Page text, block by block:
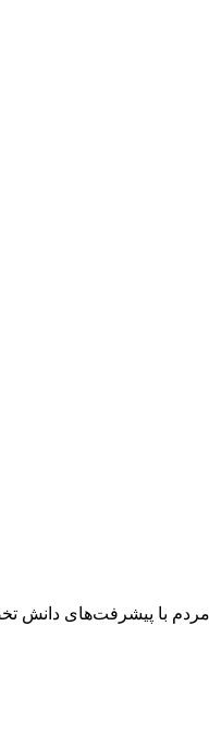
مردم با پیشرفت‌های دانش